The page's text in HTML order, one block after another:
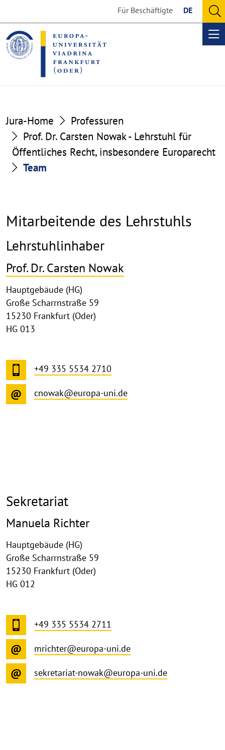
the
content
section
the
footer
section
Für Beschäftigte DE
Jura-Home
Professuren
Prof. Dr. Carsten Nowak - Lehrstuhl für
Öffentliches Recht, insbesondere Europarecht
Team
Mitarbeitende des Lehrstuhls
Lehrstuhlinhaber
Prof. Dr. Carsten Nowak
Hauptgebäude (HG)
Große Scharrnstraße 59
15230 Frankfurt (Oder)
HG 013
+49 335 5534 2710
cnowak@europa-uni.de
Sekretariat
Manuela Richter
Hauptgebäude (HG)
Große Scharrnstraße 59
15230 Frankfurt (Oder)
HG 012
+49 335 5534 2711
mrichter@europa-uni.de
sekretariat-nowak@europa-uni.de